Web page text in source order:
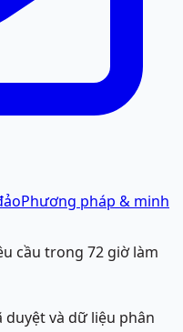
Phương pháp & minh
cầu trong 72 giờ làm
và dữ liệu phân